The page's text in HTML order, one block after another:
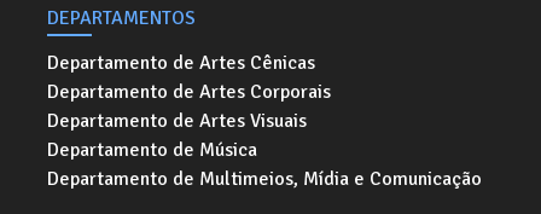
DEPARTAMENTOS
Departamento de Artes Cênicas
Departamento de Artes Corporais
Departamento de Artes Visuais
Departamento de Música
Departamento de Multimeios, Mídia e Comunicação